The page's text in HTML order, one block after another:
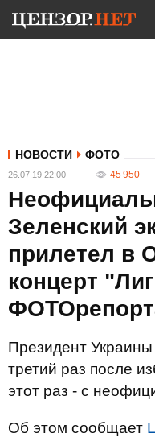
НОВОСТИ ФОТО
26.07.19 22:00 45 950
Зеленский
прилетел в
концерт
Президент
третий раз после
этот раз - с
Об этом сообщает